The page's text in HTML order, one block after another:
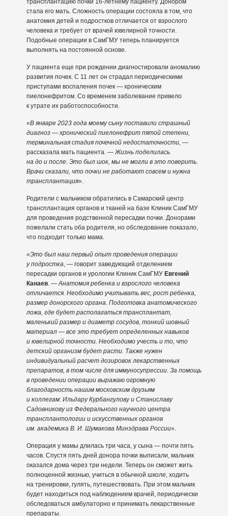
трансплантацию почки 16-летнему пациенту. Донором
стала его мать. Сложность операции состояла в том, что
анатомия детей и подростков отличается от взрослого
человека и требует от врачей ювелирной точности.
Подобные операции в СамГМУ теперь планируется
выполнять на постоянной основе.
У пациента еще при рождении диагностировали аномалию
развития почек. С 11 лет он страдал периодическими
приступами воспаления почек — хроническим
пиелонефритом. Со временем заболевание привело
к утрате их работоспособности.
«В январе 2023 года моему сыну поставили страшный
диагноз — хронический пиелонефрит пятой степени,
терминальная стадия почечной недостаточности, —
рассказала мать пациента. —Жизнь поделилась
на до и после. Это был шок, мы не могли в это поверить.
Врачи сказали, что почки не работают совсем и нужна
трансплантация».
Родители с мальчиком обратились в Самарский центр
трансплантация органов и тканей на базе Клиник СамГМУ
для проведения родственной пересадки почки. Донорами
пожелали стать оба родителя, но обследование показало,
что подходит только мама.
«Это был наш первый опыт проведения операции
у подростка, — говорит заведующий отделением
пересадки органов и урологии Клиник СамГМУ Евгений
Канаев. —Анатомия ребенка и взрослого человека
отличается. Необходимо учитывать вес, рост ребенка,
размер донорского органа. Подготовка анатомического
ложа, где будет располагаться трансплантат,
маленький размер и диаметр сосудов, тонкий шовный
материал — все это требует определенных навыков
и ювелирной точности. Необходимо учесть и то, что
детский организм будет расти. Также нужен
индивидуальный расчет дозировок лекарственных
препаратов, в том числе для иммуносупрессии. За помощь
в проведении операции выражаю огромную
благодарность нашим московским друзьям
и коллегам: Ильдару Курбангуловуи Станиславу
Садовниковуиз Федерального научного центра
трансплантологии и искусственных органов
им. академика В. И. Шумакова Минздрава России».
Операция у мамы длилась три часа, у сына — почти пять
часов. Спустя пять дней донора почки выписали, мальчик
оказался дома через три недели. Теперь он сможет жить
полноценной жизнью, учиться в обычной школе, ходить
на тренировки, гулять, путешествовать. При этом мальчик
будет находиться под наблюдением врачей, периодически
обследоваться амбулаторно и принимать лекарственные
препараты.